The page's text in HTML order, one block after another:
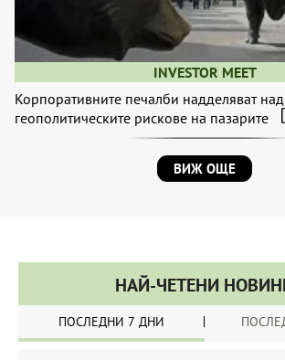
INVESTOR MEET
Корпоративните печалби надделяват над
геополитическите рискове на пазарите
ВИЖ ОЩЕ
НАЙ-ЧЕТЕНИ
ПОСЛЕДНИ 7 ДНИ